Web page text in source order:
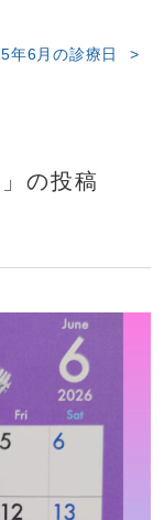
年6月の診療日
の投稿